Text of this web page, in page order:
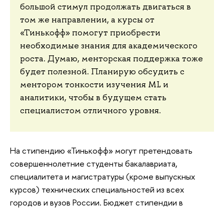
большой стимул продолжать двигаться в
том же направлении, а курсы от
«Тинькофф» помогут приобрести
необходимые знания для академического
роста. Думаю, менторская поддержка тоже
будет полезной. Планирую обсудить с
ментором тонкости изучения ML и
аналитики, чтобы в будущем стать
специалистом отличного уровня.
На стипендию «Тинькофф» могут претендовать
совершеннолетние студенты бакалавриата,
специалитета и магистратуры (кроме выпускных
курсов) технических специальностей из всех
городов и вузов России. Бюджет стипендии в